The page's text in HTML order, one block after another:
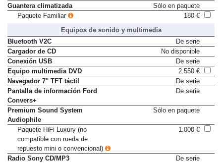
Guantera climatizada
Sólo en paquete
Paquete Familiar
180 €
Equipos de sonido y multimedia
Bluetooth V2C
De serie
Cargador de CD
No disponible
Conexión USB
De serie
Equipo multimedia DVD
2.550 €
Navegador 7" TFT táctil
De serie
Pantalla de información Ford
Convers+
De serie
Premium Sound System
Audiophile
Sólo en paquete
Paquete HiFi Luxury (no
compatible con rueda de
repuesto mini o convencional)
1.000 €
Radio Sony CD/MP3 De serie